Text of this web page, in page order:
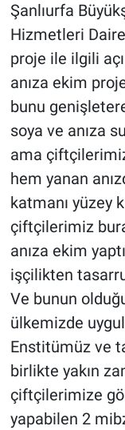
Şanlıurfa
Hizmetleri
proje ile ilgili
anıza ekim
bunu
soya ve anıza
ama çiftçilerimiz
hem yanan
katmanı yüzey
çiftçilerimiz
anıza ekim
işçilikten
Ve bunun
ülkemizde
Enstitümüz ve
birlikte yakın
çiftçilerimize
yapabilen 2